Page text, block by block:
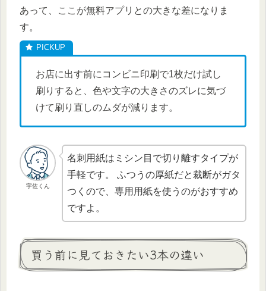
あって、ここが無料アプリとの大きな差になりま
す。
お店に出す前にコンビニ印刷で1枚だけ試し
刷りすると、色や文字の大きさのズレに気づ
けて刷り直しのムダが減ります。
宇佐くん
名刺用紙はミシン目で切り離すタイプが
手軽です。 ふつうの厚紙だと裁断がガタ
つくので、専用用紙を使うのがおすすめ
ですよ。
買う前に見ておきたい3本の違い